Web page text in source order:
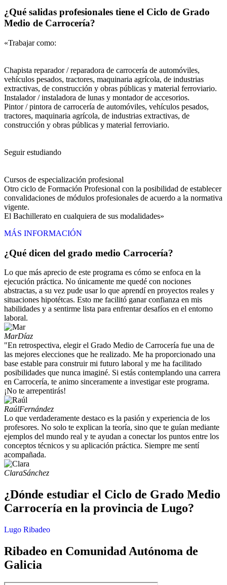
¿Qué salidas profesionales tiene el Ciclo de Grado
Medio de Carrocería?
«Trabajar como:
Chapista reparador / reparadora de carrocería de automóviles,
vehículos pesados, tractores, maquinaria agrícola, de industrias
extractivas, de construcción y obras públicas y material ferroviario.
Instalador / instaladora de lunas y montador de accesorios.
Pintor / pintora de carrocería de automóviles, vehículos pesados,
tractores, maquinaria agrícola, de industrias extractivas, de
construcción y obras públicas y material ferroviario.
Seguir estudiando
Cursos de especialización profesional
Otro ciclo de Formación Profesional con la posibilidad de establecer
convalidaciones de módulos profesionales de acuerdo a la normativa
vigente.
El Bachillerato en cualquiera de sus modalidades»
MÁS INFORMACIÓN
¿Qué dicen del grado medio Carrocería?
Lo que más aprecio de este programa es cómo se enfoca en la
ejecución práctica. No únicamente me quedé con nociones
abstractas, a su vez pude usar lo que aprendí en proyectos reales y
situaciones hipotétcas. Esto me facilitó ganar confianza en mis
habilidades y a sentirme lista para enfrentar desafíos en el entorno
laboral.
MarDíaz
"En retrospectiva, elegir el Grado Medio de Carrocería fue una de
las mejores elecciones que he realizado. Me ha proporcionado una
base estable para construir mi futuro laboral y me ha facilitado
posibilidades que nunca imaginé. Si estás contemplando una carrera
en Carrocería, te animo sinceramente a investigar este programa.
¡No te arrepentirás!
RaúlFernández
Lo que verdaderamente destaco es la pasión y experiencia de los
profesores. No solo te explican la teoría, sino que te guían mediante
ejemplos del mundo real y te ayudan a conectar los puntos entre los
conceptos técnicos y su aplicación práctica. Siempre me sentí
acompañada.
ClaraSánchez
¿Dónde estudiar el Ciclo de Grado Medio
Carrocería en la provincia de Lugo?
Lugo Ribadeo
Ribadeo en Comunidad Autónoma de
Galicia